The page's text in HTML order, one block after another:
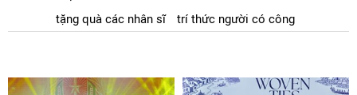
tặng quà các nhân sĩ
trí thức người có công